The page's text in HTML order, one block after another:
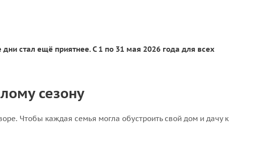
стал ещё приятнее. С 1 по 31 мая 2026 года для всех
сезону
Чтобы каждая семья могла обустроить свой дом и дачу к